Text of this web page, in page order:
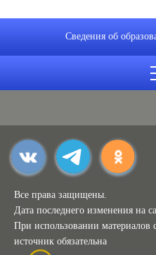
Сведения об
Все права защищены.
Дата последнего изменения на
При использовании материалов
источник обязательна